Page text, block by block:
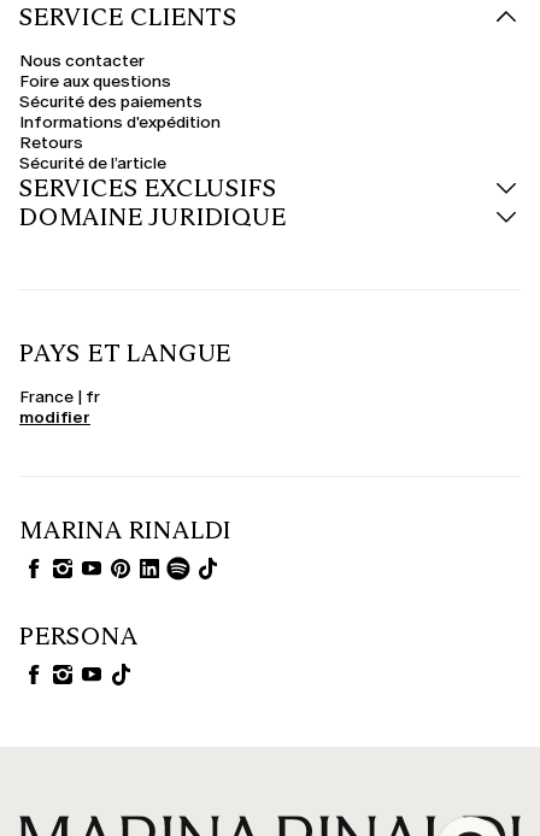
SERVICE CLIENTS
Nous contacter
Foire aux questions
Sécurité des paiements
Informations d'expédition
Retours
Sécurité de l’article
SERVICES EXCLUSIFS
DOMAINE JURIDIQUE
PAYS ET LANGUE
France | fr
modifier
MARINA RINALDI
PERSONA